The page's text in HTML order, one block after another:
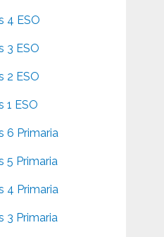
4 ESO
3 ESO
2 ESO
1 ESO
6 Primaria
5 Primaria
4 Primaria
3 Primaria